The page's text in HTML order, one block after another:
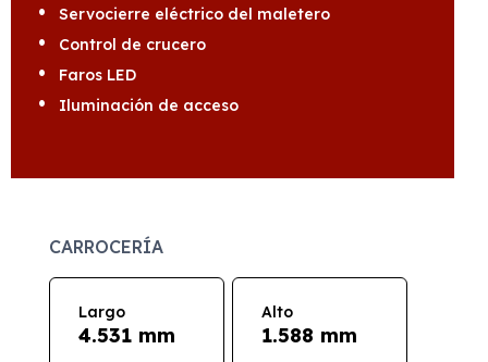
Servocierre eléctrico del maletero
Control de crucero
Faros LED
Iluminación de acceso
CARROCERÍA
Largo
4.531 mm
Alto
1.588 mm